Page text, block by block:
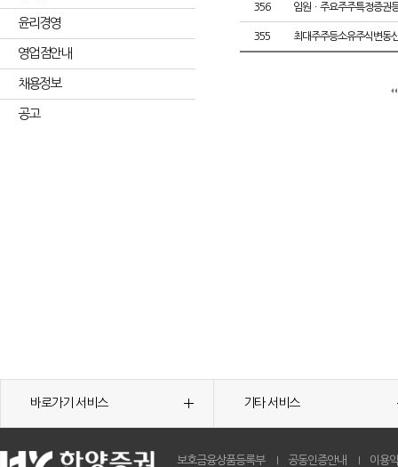
윤리경영
영업점안내
채용정보
공고
356 임원ㆍ주요주주특정증권
355 최대주주등소유주식변동
바로가기 서비스 기타 서비스
보호금융상품등록부 공동인증안내 이용